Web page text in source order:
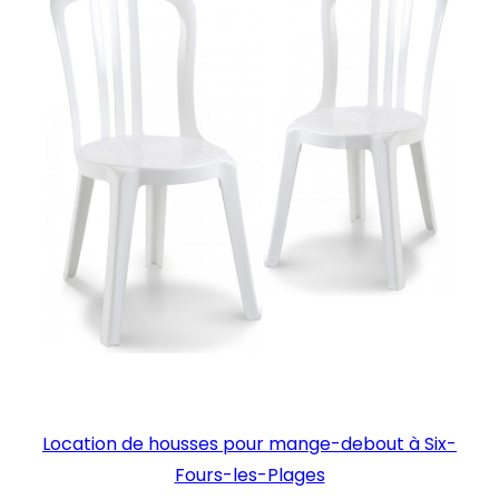
Location de housses pour mange-debout à Six-
Fours-les-Plages